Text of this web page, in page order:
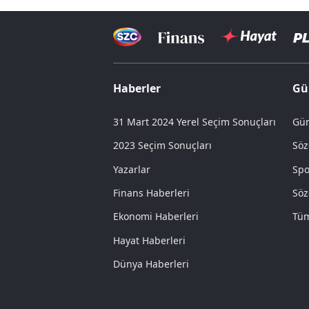
Haberler
31 Mart 2024 Yerel Seçim Sonuçları
2023 Seçim Sonuçları
Yazarlar
Finans Haberleri
Ekonomi Haberleri
Hayat Haberleri
Dünya Haberleri